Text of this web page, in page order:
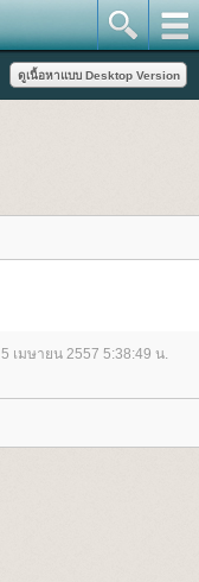
5 เมษายน 2557 5:38:49 น.